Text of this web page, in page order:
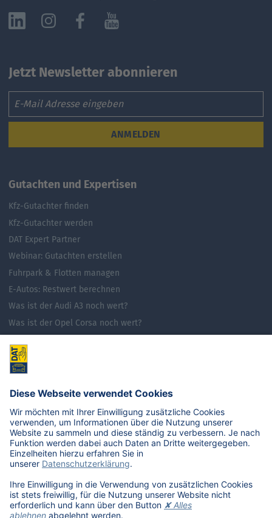
Jetzt Newsletter abonnieren
Email
ANMELDEN
Gutachten und Expertisen
Kfz-Gutachter finden
Kfz-Gutachter werden
DAT Expert Partner
Webinar: Gutachten erstellen
Fuhrpark & Flotten managen
E-Autos: Restwert berechnen
Was ist der Audi A3 noch wert?
Was ist der Opel Corsa noch wert?
Was ist der VW Golf noch wert?
E-Mobilität in Deutschland
Karriere
Übersicht
Stellenangebote
Benefits
DAT als Arbeitgeber
Schüler, Absolventen, Studenten
#getDATjob